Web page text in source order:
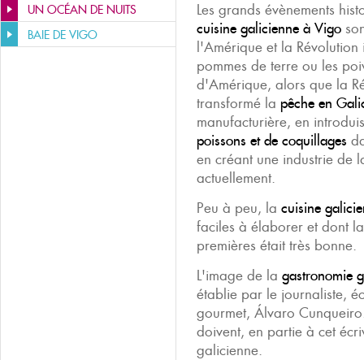
UN OCÉAN DE NUITS
BAIE DE VIGO
Les grands évènements
cuisine galicienne à Vigo
l'Amérique et la
pommes de terre ou les
d'Amérique, alors que la
transformé la pêche en
manufacturière, en
poissons et de coquillages
en créant une industrie de
actuellement.
Peu à peu, la cuisine
faciles à élaborer et dont
premières était très bonne.
L'image de la gastronomie
établie par le journaliste,
gourmet, Álvaro
doivent, en partie à cet
galicienne.